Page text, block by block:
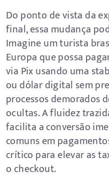
Do ponto de vista da
final, essa mudança
Imagine um turista
Europa que possa
via Pix usando uma
ou dólar digital sem
processos demorados
ocultas. A fluidez
facilita a conversão
comuns em
crítico para elevar as
o checkout.